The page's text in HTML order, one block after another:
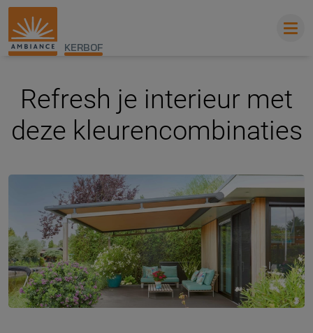
KERBOF
Refresh je interieur met
deze kleurencombinaties